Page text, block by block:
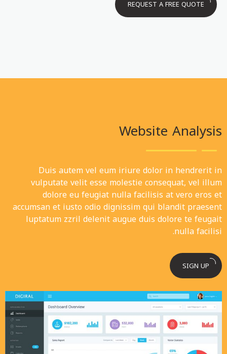
REQUEST A FREE QUOTE
Website Analysis
Duis autem vel eum iriure dolor in hendrerit in
vulputate velit esse molestie consequat, vel illum
dolore eu feugiat nulla facilisis at vero eros et
accumsan et iusto odio dignissim qui blandit praesent
luptatum zzril delenit augue duis dolore te feugait
nulla facilisi.
SIGN UP